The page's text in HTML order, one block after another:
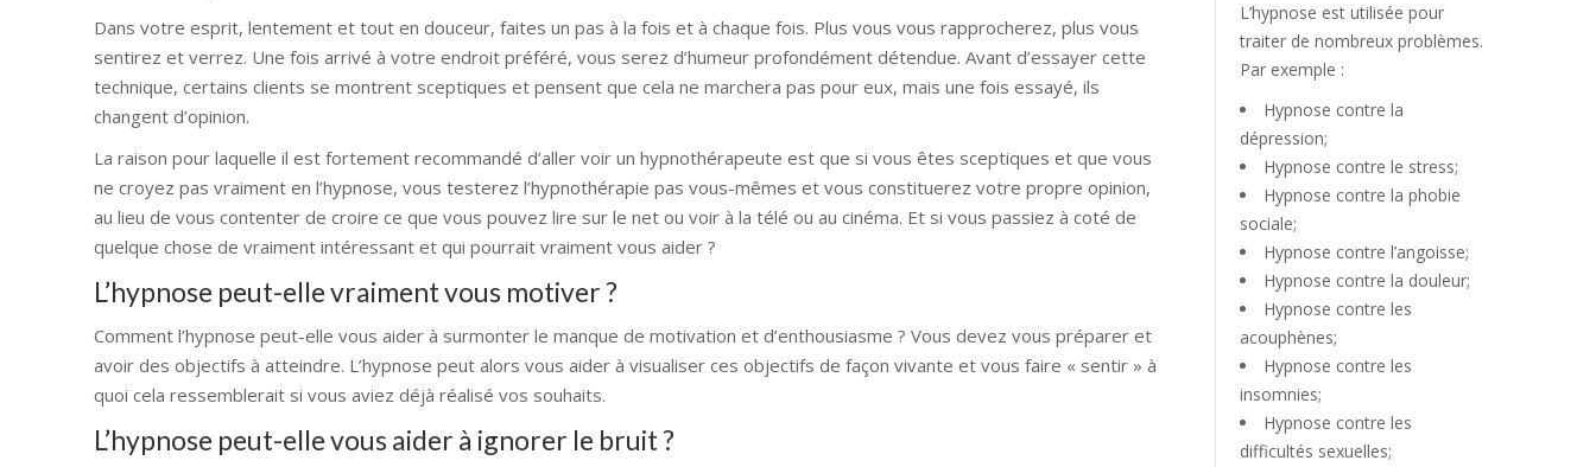
Dans votre esprit, lentement et tout en douceur, faites un pas à la fois et à chaque fois. Plus vous vous rapprocherez, plus vous
sentirez et verrez. Une fois arrivé à votre endroit préféré, vous serez d’humeur profondément détendue. Avant d’essayer cette
technique, certains clients se montrent sceptiques et pensent que cela ne marchera pas pour eux, mais une fois essayé, ils
changent d’opinion.
La raison pour laquelle il est fortement recommandé d’aller voir un hypnothérapeute est que si vous êtes sceptiques et que vous
ne croyez pas vraiment en l’hypnose, vous testerez l’hypnothérapie pas vous-mêmes et vous constituerez votre propre opinion,
au lieu de vous contenter de croire ce que vous pouvez lire sur le net ou voir à la télé ou au cinéma. Et si vous passiez à coté de
quelque chose de vraiment intéressant et qui pourrait vraiment vous aider ?
L’hypnose peut-elle vraiment vous motiver ?
Comment l’hypnose peut-elle vous aider à surmonter le manque de motivation et d’enthousiasme ? Vous devez vous préparer et
avoir des objectifs à atteindre. L’hypnose peut alors vous aider à visualiser ces objectifs de façon vivante et vous faire « sentir » à
quoi cela ressemblerait si vous aviez déjà réalisé vos souhaits.
L’hypnose peut-elle vous aider à ignorer le bruit ?
L’hypnose est utilisée pour
traiter de nombreux problèmes.
Par exemple :
Hypnose contre la
dépression;
Hypnose contre le stress;
Hypnose contre la phobie
sociale;
Hypnose contre l’angoisse;
Hypnose contre la douleur;
Hypnose contre les
acouphènes;
Hypnose contre les
insomnies;
Hypnose contre les
difficultés sexuelles;